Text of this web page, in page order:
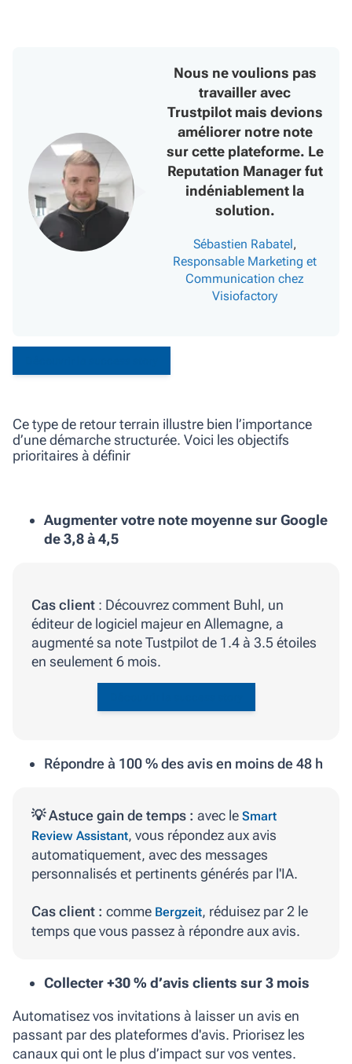
Nous ne voulions pas
travailler avec
Trustpilot mais devions
améliorer notre note
sur cette plateforme. Le
Reputation Manager fut
indéniablement la
solution.
Sébastien Rabatel ,
Responsable Marketing et
Communication chez
Visiofactory
Ce type de retour terrain illustre bien l’importance
d’une démarche structurée. Voici les objectifs
prioritaires à définir
Augmenter votre note moyenne sur Google
de 3,8 à 4,5
Cas client : Découvrez comment Buhl, un
éditeur de logiciel majeur en Allemagne, a
augmenté sa note Tustpilot de 1.4 à 3.5 étoiles
en seulement 6 mois.
Répondre à 100 % des avis en moins de 48 h
💡 Astuce gain de temps : avec le Smart
Review Assistant, vous répondez aux avis
automatiquement, avec des messages
personnalisés et pertinents générés par l'IA.
Cas client : comme Bergzeit, réduisez par 2 le
temps que vous passez à répondre aux avis.
Collecter +30 % d’avis clients sur 3 mois
Automatisez vos invitations à laisser un avis en
passant par des plateformes d'avis. Priorisez les
canaux qui ont le plus d’impact sur vos ventes.